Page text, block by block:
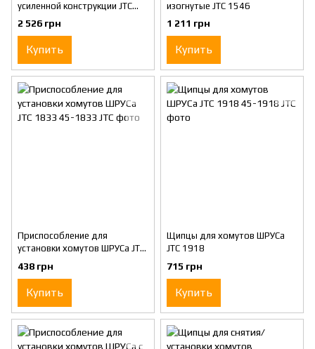
усиленной конструкции JTC
1532A
2 526 грн
Купить
изогнутые JTC 1546
1 211 грн
Купить
Приспособление для
установки хомутов ШРУСа JTC
1833
438 грн
Купить
Щипцы для хомутов ШРУСа
JTC 1918
715 грн
Купить